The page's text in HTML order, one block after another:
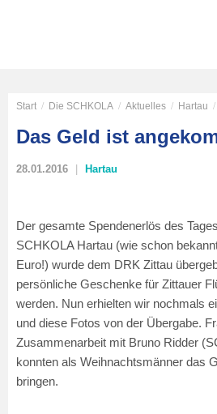
Start / Die SCHKOLA / Aktuelles / Hartau /
Das Geld ist
28.01.2016 Hartau
Der gesamte Spendenerlös des
SCHKOLA Hartau (wie schon
Euro!) wurde dem DRK Zittau
persönliche Geschenke für Zittauer
werden. Nun erhielten wir nochmals
und diese Fotos von der Übergabe.
Zusammenarbeit mit Bruno Ridder
konnten als Weihnachtsmänner das
bringen.